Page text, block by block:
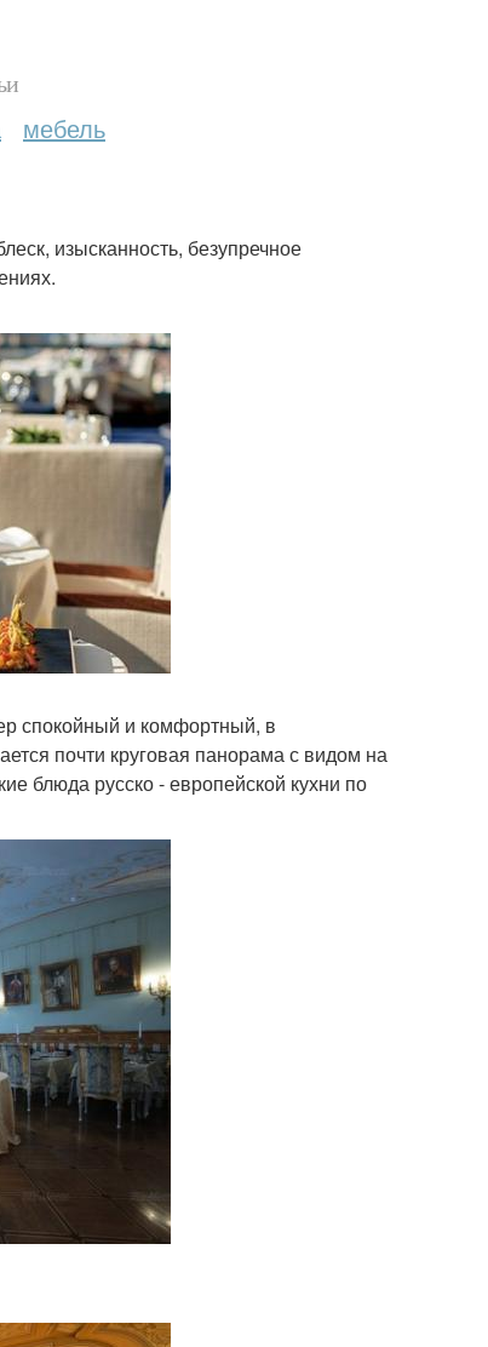
мебель
изысканность, безупречное
спокойный и комфортный, в
почти круговая панорама с видом на
блюда русско - европейской кухни по